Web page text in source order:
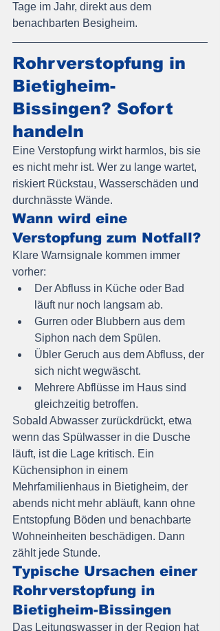
Tage im Jahr, direkt aus dem
benachbarten Besigheim.
Rohrverstopfung in
Bietigheim-
Bissingen? Sofort
handeln
Eine Verstopfung wirkt harmlos, bis sie
es nicht mehr ist. Wer zu lange wartet,
riskiert Rückstau, Wasserschäden und
durchnässte Wände.
Wann wird eine
Verstopfung zum Notfall?
Klare Warnsignale kommen immer
vorher:
Der Abfluss in Küche oder Bad
läuft nur noch langsam ab.
Gurren oder Blubbern aus dem
Siphon nach dem Spülen.
Übler Geruch aus dem Abfluss, der
sich nicht wegwäscht.
Mehrere Abflüsse im Haus sind
gleichzeitig betroffen.
Sobald Abwasser zurückdrückt, etwa
wenn das Spülwasser in die Dusche
läuft, ist die Lage kritisch. Ein
Küchensiphon in einem
Mehrfamilienhaus in Bietigheim, der
abends nicht mehr abläuft, kann ohne
Entstopfung Böden und benachbarte
Wohneinheiten beschädigen. Dann
zählt jede Stunde.
Typische Ursachen einer
Rohrverstopfung in
Bietigheim-Bissingen
Das Leitungswasser in der Region hat